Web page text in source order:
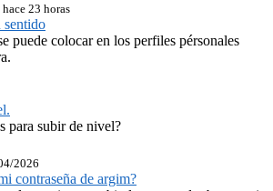
23 horas
sentido
puede colocar en los perfiles pérsonales
para subir de nivel?
2026
contraseña de argim?